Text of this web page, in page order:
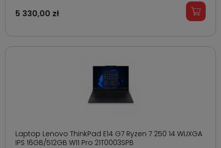
5 330,00 zł
Laptop Lenovo ThinkPad E14 G7 Ryzen 7 250 14 WUXGA
IPS 16GB/512GB W11 Pro 21T0003SPB